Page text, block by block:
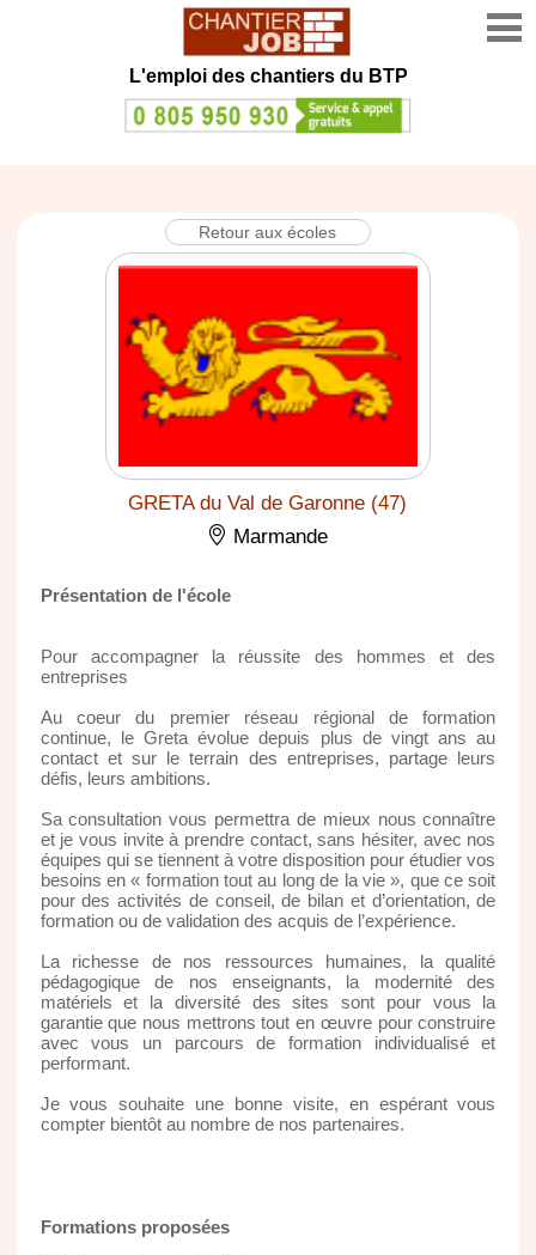
L'emploi des chantiers du BTP
Retour aux écoles
GRETA du Val de Garonne (47)
Marmande
Présentation de l'école
Pour accompagner la réussite des hommes et des
entreprises
Au coeur du premier réseau régional de formation
continue, le Greta évolue depuis plus de vingt ans au
contact et sur le terrain des entreprises, partage leurs
défis, leurs ambitions.
Sa consultation vous permettra de mieux nous connaître
et je vous invite à prendre contact, sans hésiter, avec nos
équipes qui se tiennent à votre disposition pour étudier vos
besoins en « formation tout au long de la vie », que ce soit
pour des activités de conseil, de bilan et d’orientation, de
formation ou de validation des acquis de l’expérience.
La richesse de nos ressources humaines, la qualité
pédagogique de nos enseignants, la modernité des
matériels et la diversité des sites sont pour vous la
garantie que nous mettrons tout en œuvre pour construire
avec vous un parcours de formation individualisé et
performant.
Je vous souhaite une bonne visite, en espérant vous
compter bientôt au nombre de nos partenaires.
Formations proposées